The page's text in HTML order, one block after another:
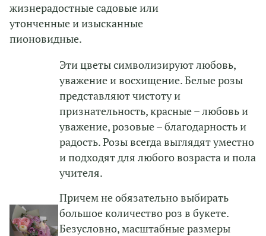
жизнерадостные садовые или
утонченные и изысканные
пионовидные.
Эти цветы символизируют любовь,
уважение и восхищение. Белые розы
представляют чистоту и
признательность, красные – любовь и
уважение, розовые – благодарность и
радость. Розы всегда выглядят уместно
и подходят для любого возраста и пола
учителя.
Причем не обязательно выбирать
большое количество роз в букете.
Безусловно, масштабные размеры